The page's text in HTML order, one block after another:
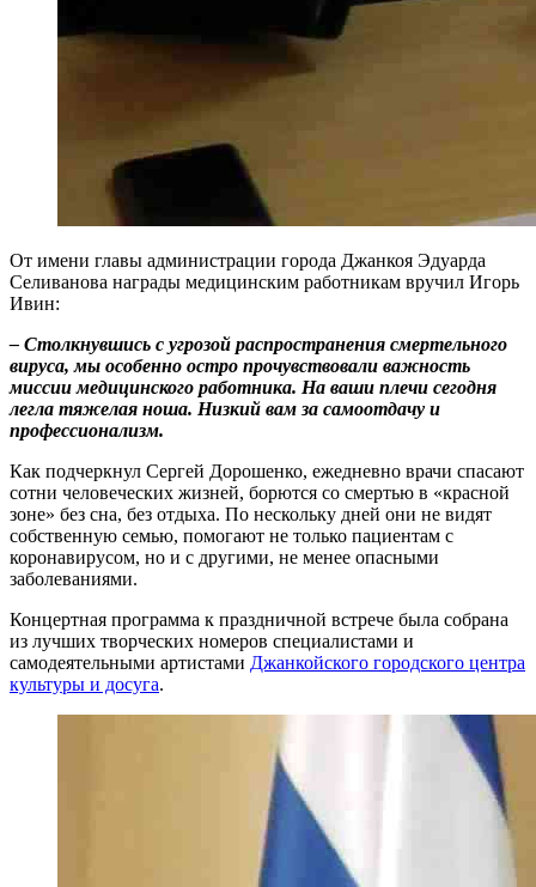
От имени главы администрации города Джанкоя Эдуарда
Селиванова награды медицинским работникам вручил Игорь
Ивин:
– Столкнувшись с угрозой распространения смертельного
вируса, мы особенно остро прочувствовали важность
миссии медицинского работника. На ваши плечи сегодня
легла тяжелая ноша. Низкий вам за самоотдачу и
профессионализм.
Как подчеркнул Сергей Дорошенко, ежедневно врачи спасают
сотни человеческих жизней, борются со смертью в «красной
зоне» без сна, без отдыха. По нескольку дней они не видят
собственную семью, помогают не только пациентам с
коронавирусом, но и с другими, не менее опасными
заболеваниями.
Концертная программа к праздничной встрече была собрана
из лучших творческих номеров специалистами и
самодеятельными артистами Джанкойского городского центра
культуры и досуга.